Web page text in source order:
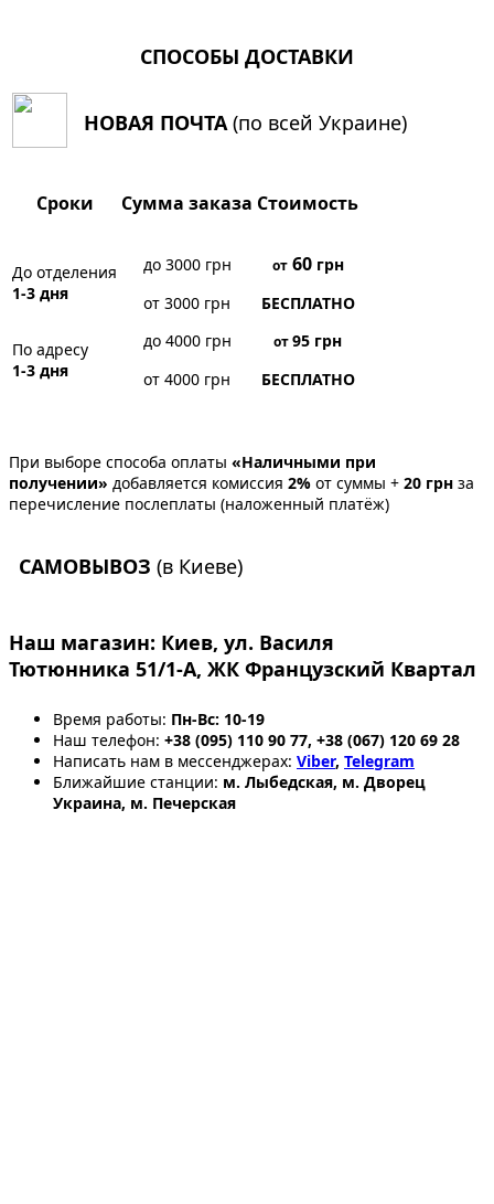
СПОСОБЫ ДОСТАВКИ
НОВАЯ ПОЧТА (по всей Украине)
Сроки Сумма заказа Стоимость
До отделения
1-3 дня
до 3000 грн от60грн
от 3000 грн
БЕСПЛАТНО
По адресу
1-3 дня
до 4000 грн от95 грн
от 4000 грн
БЕСПЛАТНО
При выборе способа оплаты «Наличными при
получении» добавляется комиссия 2% от суммы + 20 грн за
перечисление послеплаты (наложенный платёж)
САМОВЫВОЗ (в Киеве)
Наш магазин: Киев, ул. Василя
Тютюнника 51/1-А, ЖК Французский Квартал
Время работы: Пн-Вс: 10-19
Наш телефон: +38 (095) 110 90 77, +38 (067) 120 69 28
Написать нам в мессенджерах: Viber, Telegram
Ближайшие станции: м. Лыбедская, м. Дворец
Украина, м. Печерская